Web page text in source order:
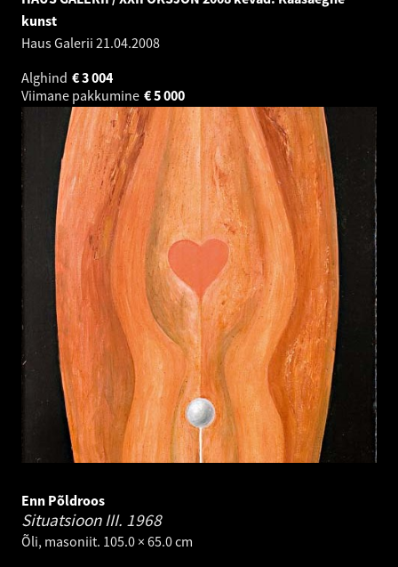
kunst
Haus Galerii 21.04.2008
Alghind
3 004
€
Viimane pakkumine
5 000
€
Enn Põldroos
Situatsioon III. 1968
Õli, masoniit. 105.0 × 65.0 cm